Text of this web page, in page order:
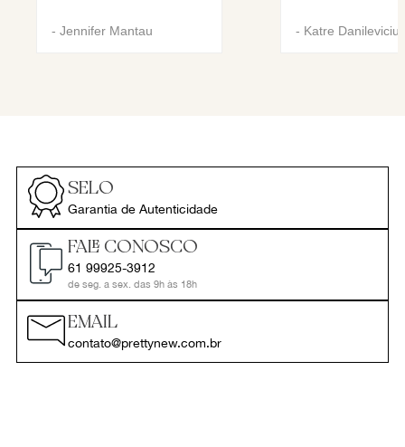
- Jennifer Mantau - Katre Danilevicius
SELO
Garantia de Autenticidade
FALE CONOSCO
61 99925-3912
de seg. a sex. das 9h às 18h
EMAIL
contato@prettynew.com.br